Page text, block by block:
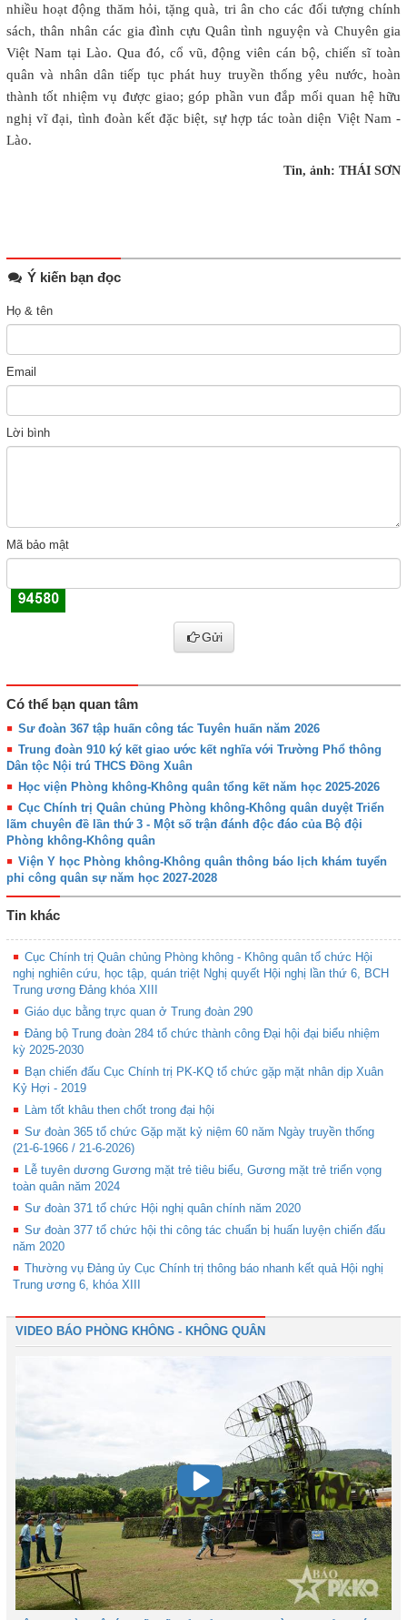
nhiều hoạt động thăm hỏi, tặng quà, tri ân cho các đối tượng chính
sách, thân nhân các gia đình cựu Quân tình nguyện và Chuyên gia
Việt Nam tại Lào. Qua đó, cổ vũ, động viên cán bộ, chiến sĩ toàn
quân và nhân dân tiếp tục phát huy truyền thống yêu nước, hoàn
thành tốt nhiệm vụ được giao; góp phần vun đắp mối quan hệ hữu
nghị vĩ đại, tình đoàn kết đặc biệt, sự hợp tác toàn diện Việt Nam -
Lào.
Tin, ảnh: THÁI SƠN
Ý kiến bạn đọc
Họ & tên
Email
Lời bình
Mã bảo mật
Gửi
Có thể bạn quan tâm
Sư đoàn 367 tập huấn công tác Tuyên huấn năm 2026
Trung đoàn 910 ký kết giao ước kết nghĩa với Trường Phổ thông
Dân tộc Nội trú THCS Đồng Xuân
Học viện Phòng không-Không quân tổng kết năm học 2025-2026
Cục Chính trị Quân chủng Phòng không-Không quân duyệt Triển
lãm chuyên đề lần thứ 3 - Một số trận đánh độc đáo của Bộ đội
Phòng không-Không quân
Viện Y học Phòng không-Không quân thông báo lịch khám tuyển
phi công quân sự năm học 2027-2028
Tin khác
Cục Chính trị Quân chủng Phòng không - Không quân tổ chức Hội
nghị nghiên cứu, học tập, quán triệt Nghị quyết Hội nghị lần thứ 6, BCH
Trung ương Đảng khóa XIII
Giáo dục bằng trực quan ở Trung đoàn 290
Đảng bộ Trung đoàn 284 tổ chức thành công Đại hội đại biểu nhiệm
kỳ 2025-2030
Bạn chiến đấu Cục Chính trị PK-KQ tổ chức gặp mặt nhân dịp Xuân
Kỷ Hợi - 2019
Làm tốt khâu then chốt trong đại hội
Sư đoàn 365 tổ chức Gặp mặt kỷ niệm 60 năm Ngày truyền thống
(21-6-1966 / 21-6-2026)
Lễ tuyên dương Gương mặt trẻ tiêu biểu, Gương mặt trẻ triển vọng
toàn quân năm 2024
Sư đoàn 371 tổ chức Hội nghị quân chính năm 2020
Sư đoàn 377 tổ chức hội thi công tác chuẩn bị huấn luyện chiến đấu
năm 2020
Thường vụ Đảng ủy Cục Chính trị thông báo nhanh kết quả Hội nghị
Trung ương 6, khóa XIII
VIDEO BÁO PHÒNG KHÔNG - KHÔNG QUÂN